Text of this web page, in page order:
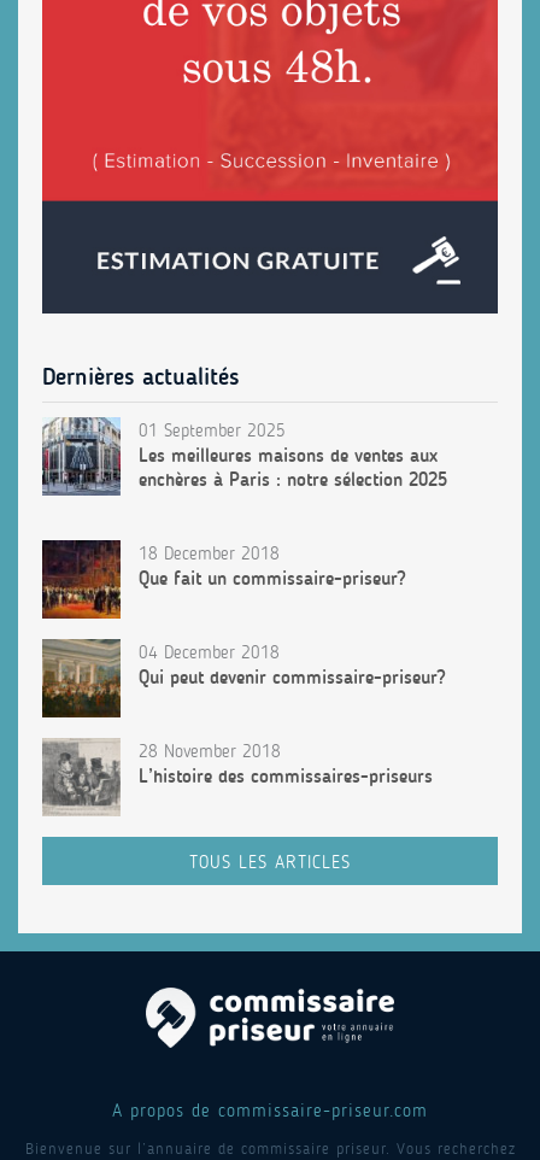
Dernières actualités
01 September 2025
Les meilleures maisons de ventes aux
enchères à Paris : notre sélection 2025
18 December 2018
Que fait un commissaire-priseur?
04 December 2018
Qui peut devenir commissaire-priseur?
28 November 2018
L’histoire des commissaires-priseurs
TOUS LES ARTICLES
A propos de commissaire-priseur.com
Bienvenue sur l’annuaire de commissaire priseur. Vous recherchez